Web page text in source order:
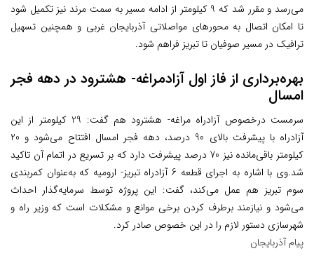
می‌رسد و مقرر شد که 9 کیلومتر از ادامه مسیر به سمت مرند نیز تکمیل شود
تا امکان اتصال به محورهای مواصلاتی آذربایجان غربی و همچنین تسهیل
ترافیک در مسیر صوفیان تا تبریز فراهم شود.
بهره‌برداری از فاز اول آزادمراغه- هشترود در دهه فجر
امسال
سرمست درخصوص آزادراه مراغه- هشترود هم گفت: 29 کیلومتر از این
آزادراه با پیشرفت بالای 90 درصد، دهه فجر امسال افتتاح می‌شود و 20
کیلومتر باقی‌مانده نیز 70 درصد پیشرفت دارد که بر تسریع در اتمام آن تاکید
شد.
وی با اشاره به اجرای قطعه 6 آزادراه تبریز- ارومیه که به‌عنوان کمربندی
سوم تبریز هم عمل می‌کند، گفت: این پروژه توسط سرمایه‌گذار احداث
می‌شود و نیازمند برطرف کردن برخی موانع و مشکلات است که وزیر راه و
شهرسازی دستور لازم را در این خصوص صادر کرد.
پیام آذربایجان